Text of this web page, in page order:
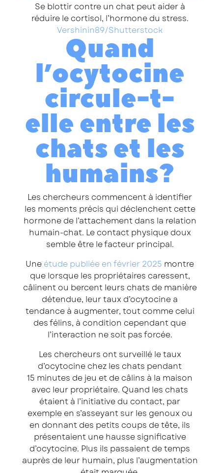
Se blottir contre un chat peut aider à
réduire le cortisol, l’hormone du stress.
Vershinin89/Shutterstock
Quand
l’ocytocine
circule-t-
elle entre les
chats et les
humains ?
Les chercheurs commencent à identifier
les moments précis qui déclenchent cette
hormone de l’attachement dans la relation
humain-chat. Le contact physique doux
semble être le facteur principal.
Une étude publiée en février 2025 montre
que lorsque les propriétaires caressent,
câlinent ou bercent leurs chats de manière
détendue, leur taux d’ocytocine a
tendance à augmenter, tout comme celui
des félins, à condition cependant que
l’interaction ne soit pas forcée.
Les chercheurs ont surveillé le taux
d’ocytocine chez les chats pendant
15 minutes de jeu et de câlins à la maison
avec leur propriétaire. Quand les chats
étaient à l’initiative du contact, par
exemple en s’asseyant sur les genoux ou
en donnant des petits coups de tête, ils
présentaient une hausse significative
d’ocytocine. Plus ils passaient de temps
auprès de leur humain, plus l’augmentation